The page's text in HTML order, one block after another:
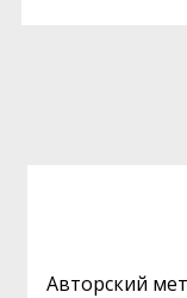
Авторский